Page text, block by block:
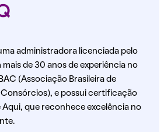
administradora licenciada pelo
de 30 anos de experiência no
(Associação Brasileira de
e possui certificação
Aqui, que reconhece excelência no